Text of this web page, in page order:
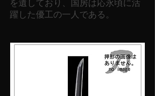
を遺しており、国房は応永頃に活
躍した優工の一人である。